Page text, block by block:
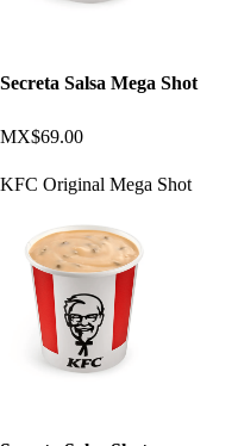
Secreta Salsa Mega Shot
MX$69.00
KFC Original Mega Shot